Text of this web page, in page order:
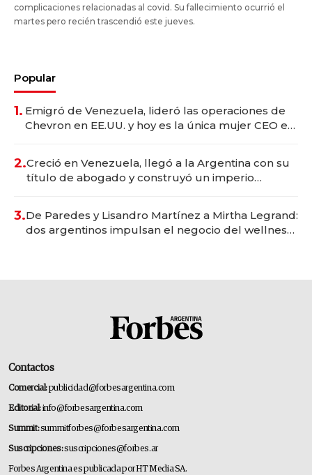
complicaciones relacionadas al covid. Su fallecimiento ocurrió el
martes pero recién trascendió este jueves.
Popular
1. Emigró de Venezuela, lideró las operaciones de
Chevron en EE.UU. y hoy es la única mujer CEO en
2.Creció en Venezuela, llegó a la Argentina con su
título de abogado y construyó un imperio
3.De Paredes y Lisandro Martínez a Mirtha Legrand:
dos argentinos impulsan el negocio del wellness
Contactos
Comercial:publicidad@forbesargentina.com
Editorial:info@forbesargentina.com
Summit:summitforbes@forbesargentina.com
Suscripciones:suscripciones@forbes.ar
Forbes Argentina es publicada por HT Media SA.